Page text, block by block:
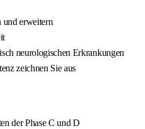
und erweitern
neurologischen Erkrankungen
zeichnen Sie aus
der Phase C und D